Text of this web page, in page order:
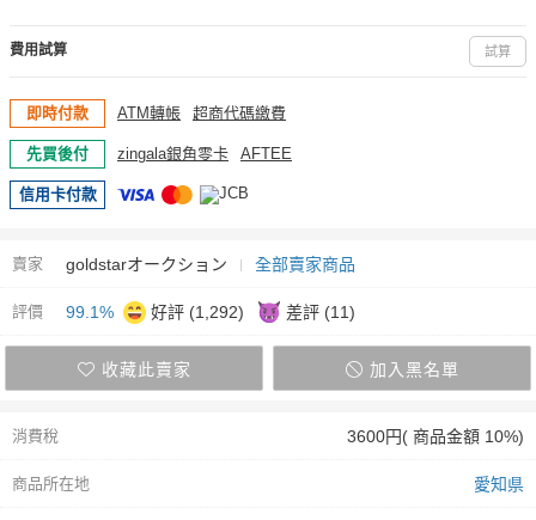
費用試算 試算
即時付款 ATM轉帳 超商代碼繳費
先買後付 zingala銀角零卡 AFTEE
信用卡付款
賣家 goldstarオークション 全部賣家商品
評價 99.1% 好評 (1,292) 差評 (11)
收藏此賣家 加入黑名單
消費稅 3600円( 商品金額 10%)
商品所在地 愛知県